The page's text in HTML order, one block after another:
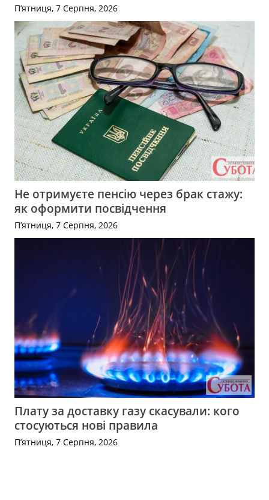
П’ятниця, 7 Серпня, 2026
Не отримуєте пенсію через брак стажу:
як оформити посвідчення
П’ятниця, 7 Серпня, 2026
Плату за доставку газу скасували: кого
стосуються нові правила
П’ятниця, 7 Серпня, 2026